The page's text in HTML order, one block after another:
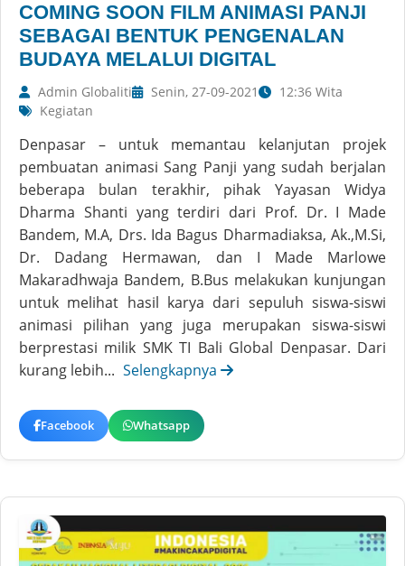
COMING SOON FILM ANIMASI PANJI
SEBAGAI BENTUK PENGENALAN
BUDAYA MELALUI DIGITAL
Admin Globaliti Senin, 27-09-2021
12:36 Wita
Kegiatan
Denpasar – untuk memantau kelanjutan projek
pembuatan animasi Sang Panji yang sudah berjalan
beberapa bulan terakhir, pihak Yayasan Widya
Dharma Shanti yang terdiri dari Prof. Dr. I Made
Bandem, M.A, Drs. Ida Bagus Dharmadiaksa, Ak.,M.Si,
Dr. Dadang Hermawan, dan I Made Marlowe
Makaradhwaja Bandem, B.Bus melakukan kunjungan
untuk melihat hasil karya dari sepuluh siswa-siswi
animasi pilihan yang juga merupakan siswa-siswi
berprestasi milik SMK TI Bali Global Denpasar. Dari
kurang lebih... Selengkapnya
Facebook Whatsapp